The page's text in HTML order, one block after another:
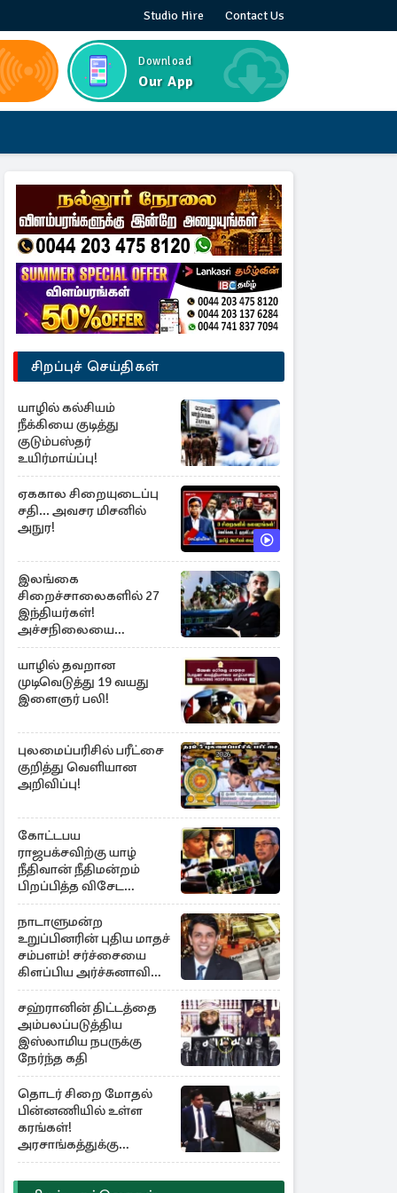
Studio Hire Contact Us
Download
Our App
சிறப்புச் செய்திகள்
யாழில் கல்சியம்
நீக்கியை குடித்து
குடும்பஸ்தர்
உயிர்மாய்ப்பு!
ஏககால சிறையுடைப்பு
சதி... அவசர மிசனில்
அநுர!
இலங்கை
சிறைச்சாலைகளில் 27
இந்தியர்கள்!
அச்சநிலையை
மையப்படுத்தி
ஜெயசங்கர் அறிக்கை
யாழில் தவறான
முடிவெடுத்து 19 வயது
இளைஞர் பலி!
புலமைப்பரிசில் பரீட்சை
குறித்து வெளியான
அறிவிப்பு!
கோட்டபய
ராஜபக்சவிற்கு யாழ்
நீதிவான் நீதிமன்றம்
பிறப்பித்த விசேட
உத்தரவு!
நாடாளுமன்ற
உறுப்பினரின் புதிய மாதச்
சம்பளம்! சர்ச்சையை
கிளப்பிய அர்ச்சுனாவின்
அறிக்கை
சஹ்ரானின் திட்டத்தை
அம்பலப்படுத்திய
இஸ்லாமிய நபருக்கு
நேர்ந்த கதி
தொடர் சிறை மோதல்
பின்னணியில் உள்ள
கரங்கள்!
அரசாங்கத்துக்கு
கிடைத்த புலனாய்வு
தகவல்